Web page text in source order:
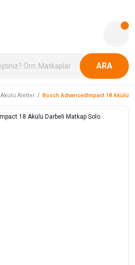
ARA
Akülü Aletler Bosch AdvancedImpact 18 Akülü